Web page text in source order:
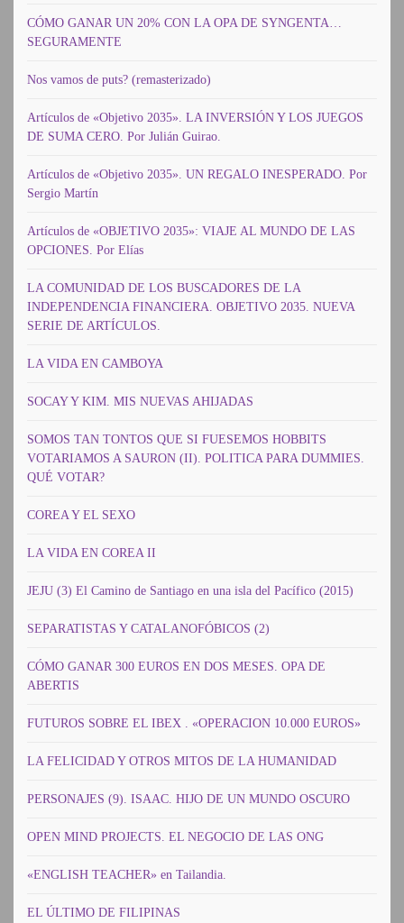
CÓMO GANAR UN 20% CON LA OPA DE SYNGENTA…
SEGURAMENTE
Nos vamos de puts? (remasterizado)
Artículos de «Objetivo 2035». LA INVERSIÓN Y LOS JUEGOS
DE SUMA CERO. Por Julián Guirao.
Artículos de «Objetivo 2035». UN REGALO INESPERADO. Por
Sergio Martín
Artículos de «OBJETIVO 2035»: VIAJE AL MUNDO DE LAS
OPCIONES. Por Elías
LA COMUNIDAD DE LOS BUSCADORES DE LA
INDEPENDENCIA FINANCIERA. OBJETIVO 2035. NUEVA
SERIE DE ARTÍCULOS.
LA VIDA EN CAMBOYA
SOCAY Y KIM. MIS NUEVAS AHIJADAS
SOMOS TAN TONTOS QUE SI FUESEMOS HOBBITS
VOTARIAMOS A SAURON (II). POLITICA PARA DUMMIES.
QUÉ VOTAR?
COREA Y EL SEXO
LA VIDA EN COREA II
JEJU (3) El Camino de Santiago en una isla del Pacífico (2015)
SEPARATISTAS Y CATALANOFÓBICOS (2)
CÓMO GANAR 300 EUROS EN DOS MESES. OPA DE
ABERTIS
FUTUROS SOBRE EL IBEX . «OPERACION 10.000 EUROS»
LA FELICIDAD Y OTROS MITOS DE LA HUMANIDAD
PERSONAJES (9). ISAAC. HIJO DE UN MUNDO OSCURO
OPEN MIND PROJECTS. EL NEGOCIO DE LAS ONG
«ENGLISH TEACHER» en Tailandia.
EL ÚLTIMO DE FILIPINAS